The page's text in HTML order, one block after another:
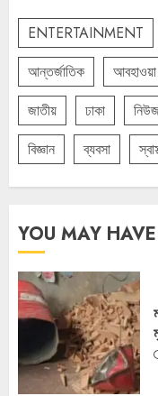
ENTERTAINMENT
আন্তর্জাতিক
আবহাওয়া
জাতীয়
ঢাকা
বিজ্ঞান
ব্যবসা
YOU MAY